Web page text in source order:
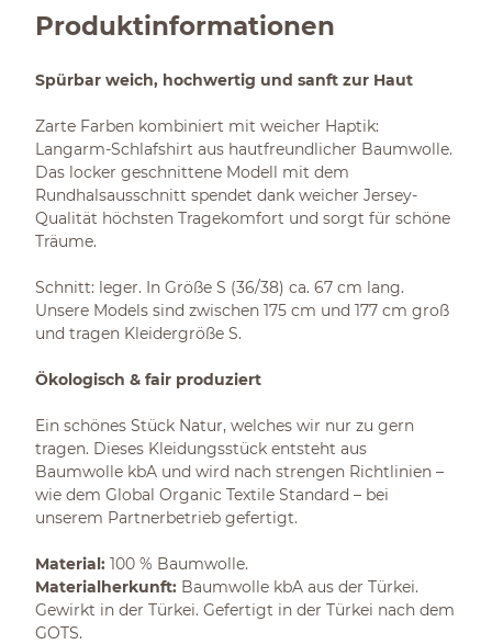
Produktinformationen
Spürbar weich, hochwertig und sanft zur Haut
Zarte Farben kombiniert mit weicher Haptik:
Langarm-Schlafshirt aus hautfreundlicher Baumwolle.
Das locker geschnittene Modell mit dem
Rundhalsausschnitt spendet dank weicher Jersey-
Qualität höchsten Tragekomfort und sorgt für schöne
Träume.
Schnitt: leger. In Größe S (36/38) ca. 67 cm lang.
Unsere Models sind zwischen 175 cm und 177 cm groß
und tragen Kleidergröße S.
Ökologisch & fair produziert
Ein schönes Stück Natur, welches wir nur zu gern
tragen. Dieses Kleidungsstück entsteht aus
Baumwolle kbA und wird nach strengen Richtlinien –
wie dem Global Organic Textile Standard – bei
unserem Partnerbetrieb gefertigt.
Material: 100 % Baumwolle.
Materialherkunft: Baumwolle kbA aus der Türkei.
Gewirkt in der Türkei. Gefertigt in der Türkei nach dem
GOTS.